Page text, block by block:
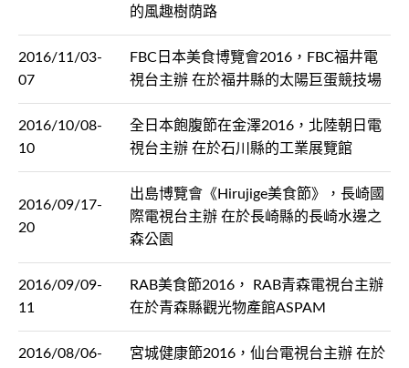
的風趣樹荫路
2016/11/03-
07
FBC日本美食博覽會2016，FBC福井電
視台主辦 在於福井縣的太陽巨蛋競技場
2016/10/08-
10
全日本飽腹節在金澤2016，北陸朝日電
視台主辦 在於石川縣的工業展覽館
2016/09/17-
20
出島博覽會《Hirujige美食節》，長崎國
際電視台主辦 在於長崎縣的長崎水邊之
森公園
2016/09/09-
11
RAB美食節2016， RAB青森電視台主辦
在於青森縣觀光物產館ASPAM
2016/08/06-
宮城健康節2016，仙台電視台主辦 在於